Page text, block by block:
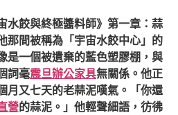
水餃與終極醬料師》第一章：蒜
那間被稱為「宇宙水餃中心」的
是一個被遺棄的藍色塑膠棚，與
詞毫震旦辦公家具無關係。他正
月又七天的老蒜泥嘆氣。「你還
營的蒜泥。」他輕聲細語，彷彿